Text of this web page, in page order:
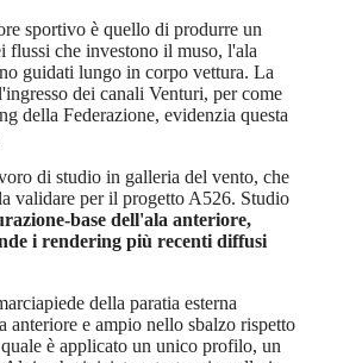
sportivo è quello di produrre un
flussi che investono il muso, l'ala
guidati lungo in corpo vettura. La
dei canali Venturi, per come
della Federazione, evidenzia questa
di studio in galleria del vento, che
validare per il progetto A526. Studio
base dell'ala anteriore,
i rendering più recenti diffusi
della paratia esterna
anteriore e ampio nello sbalzo rispetto
è applicato un unico profilo, un